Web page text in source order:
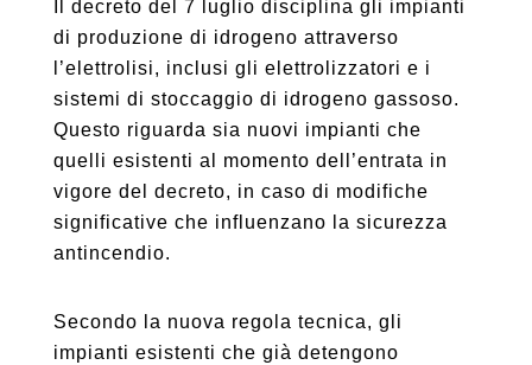
Il decreto del 7 luglio disciplina gli impianti
di produzione di idrogeno attraverso
l’elettrolisi, inclusi gli elettrolizzatori e i
sistemi di stoccaggio di idrogeno gassoso.
Questo riguarda sia nuovi impianti che
quelli esistenti al momento dell’entrata in
vigore del decreto, in caso di modifiche
significative che influenzano la sicurezza
antincendio.
Secondo la nuova regola tecnica, gli
impianti esistenti che già detengono